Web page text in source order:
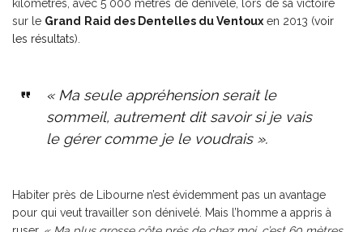
kilomètres, avec 5 000 mètres de dénivelé, lors de sa victoire
sur le Grand Raid des Dentelles du Ventoux en 2013 (voir
les résultats).
« Ma seule appréhension serait le
sommeil, autrement dit savoir si je vais
le gérer comme je le voudrais ».
Habiter près de Libourne n’est évidemment pas un avantage
pour qui veut travailler son dénivelé. Mais l’homme a appris à